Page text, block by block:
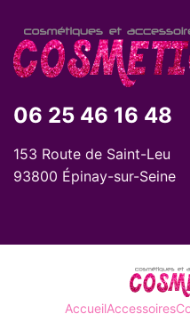
06 25 46 16 48
153 Route de Saint-Leu
93800 Épinay-sur-Seine
AccueilAccessoires